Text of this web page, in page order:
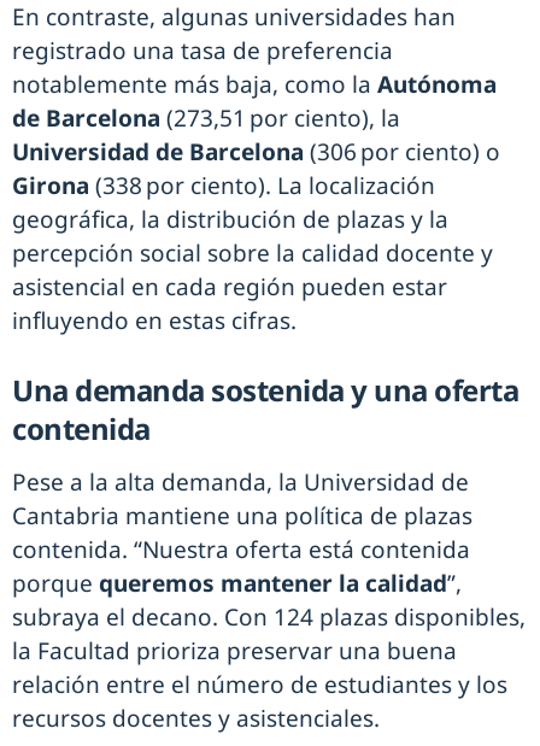
En contraste, algunas universidades han
registrado una tasa de preferencia
notablemente más baja, como la Autónoma
de Barcelona (273,51 por ciento), la
Universidad de Barcelona (306 por ciento) o
Girona (338 por ciento). La localización
geográfica, la distribución de plazas y la
percepción social sobre la calidad docente y
asistencial en cada región pueden estar
influyendo en estas cifras.
Una demanda sostenida y una oferta
contenida
Pese a la alta demanda, la Universidad de
Cantabria mantiene una política de plazas
contenida. “Nuestra oferta está contenida
porque queremos mantener la calidad”,
subraya el decano. Con 124 plazas disponibles,
la Facultad prioriza preservar una buena
relación entre el número de estudiantes y los
recursos docentes y asistenciales.